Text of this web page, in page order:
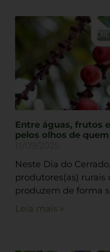
Entre águas, frutos
pelos olhos de
Neste Dia do
produtores(as) rurais
produzem de forma
Leia mais »